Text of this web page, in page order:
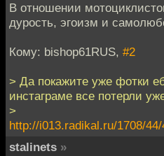
В отношении
дурость, эгоизм и
Кому: bishop61RUS, #2
> Да покажите уже фотки
инстаграме все потерли
>
http://i013.radikal.ru/1708/
stalinets »